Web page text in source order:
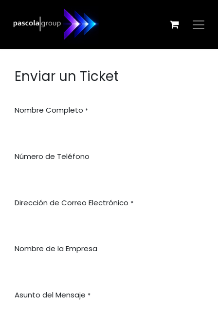
Enviar un Ticket
Nombre Completo *
Número de Teléfono
Dirección de Correo Electrónico *
Nombre de la Empresa
Asunto del Mensaje *